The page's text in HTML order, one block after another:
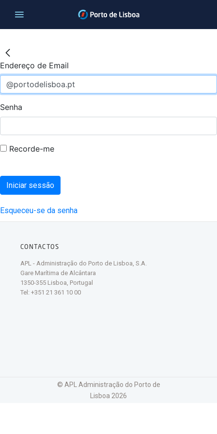
Endereço de Email
Senha
Recorde-me
Iniciar sessão
Esqueceu-se da senha
CONTACTOS
APL - Administração do Porto de Lisboa, S.A.
Gare Marítima de Alcântara
1350-355 Lisboa, Portugal
Tel: +351 21 361 10 00
© APL Administração do Porto de
Lisboa 2026